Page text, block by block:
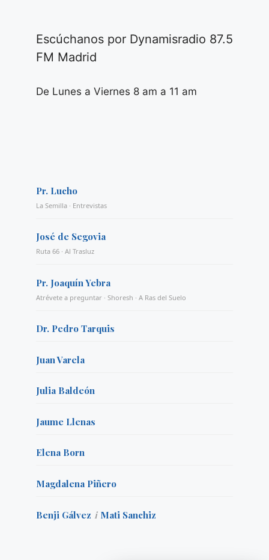
Escúchanos por Dynamisradio 87.5
FM Madrid
De Lunes a Viernes 8 am a 11 am
Pr. Lucho
La Semilla · Entrevistas
José de Segovia
Ruta 66 · Al Trasluz
Pr. Joaquín Yebra
Atrévete a preguntar · Shoresh · A Ras del Suelo
Dr. Pedro Tarquis
Juan Varela
Julia Baldeón
Jaume Llenas
Elena Born
Magdalena Piñero
Benji Gálvez i Mati Sanchiz